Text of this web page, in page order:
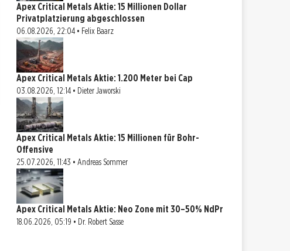
Apex Critical Metals Aktie: 15 Millionen Dollar
Privatplatzierung abgeschlossen
06.08.2026, 22:04 • Felix Baarz
Apex Critical Metals Aktie: 1.200 Meter bei Cap
03.08.2026, 12:14 • Dieter Jaworski
Apex Critical Metals Aktie: 15 Millionen für Bohr-
Offensive
25.07.2026, 11:43 • Andreas Sommer
Apex Critical Metals Aktie: Neo Zone mit 30–50% NdPr
18.06.2026, 05:19 • Dr. Robert Sasse